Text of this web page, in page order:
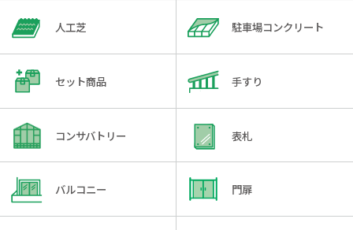
人工芝 駐車場コンクリート
セット商品 手すり
コンサバトリー 表札
バルコニー 門扉